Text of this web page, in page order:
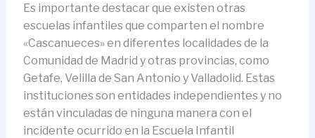
Es importante destacar que existen otras
escuelas infantiles que comparten el nombre
«Cascanueces» en diferentes localidades de la
Comunidad de Madrid y otras provincias, como
Getafe, Velilla de San Antonio y Valladolid. Estas
instituciones son entidades independientes y no
están vinculadas de ninguna manera con el
incidente ocurrido en la Escuela Infantil